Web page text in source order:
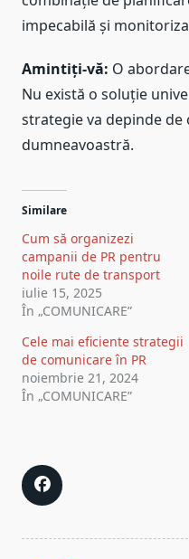
impecabilă și
Amintiți-vă: O
Nu există o soluție
strategie va depinde
dumneavoastră.
Similare
Cum să organizezi
campanii de PR pentru
noile rute de transport
iulie 15, 2025
În „COMUNICARE”
Cele mai eficiente strategii
de comunicare în PR
noiembrie 21, 2024
În „COMUNICARE”